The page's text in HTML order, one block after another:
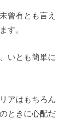
曾有とも言え
す。
いとも簡単に
アはもちろん
ときに心配だ